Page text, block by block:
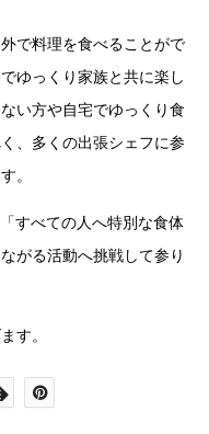
で料理を食べることがで
ゆっくり家族と共に楽し
い方や自宅でゆっくり食
、多くの出張シェフに参
。
すべての人へ特別な食体
がる活動へ挑戦して参り
す。